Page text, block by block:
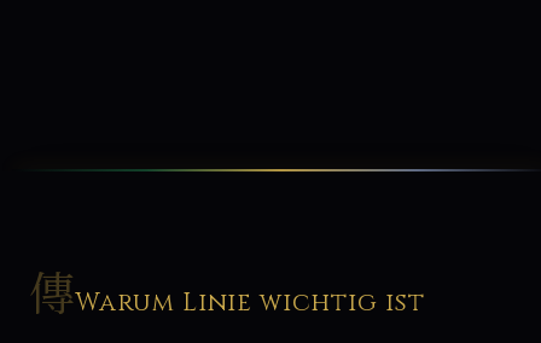
傳Warum Linie wichtig ist